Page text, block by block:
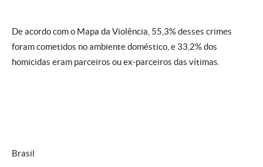
De acordo com o Mapa da Violência, 55,3% desses crimes
foram cometidos no ambiente doméstico, e 33,2% dos
homicidas eram parceiros ou ex-parceiros das vítimas.
Brasil